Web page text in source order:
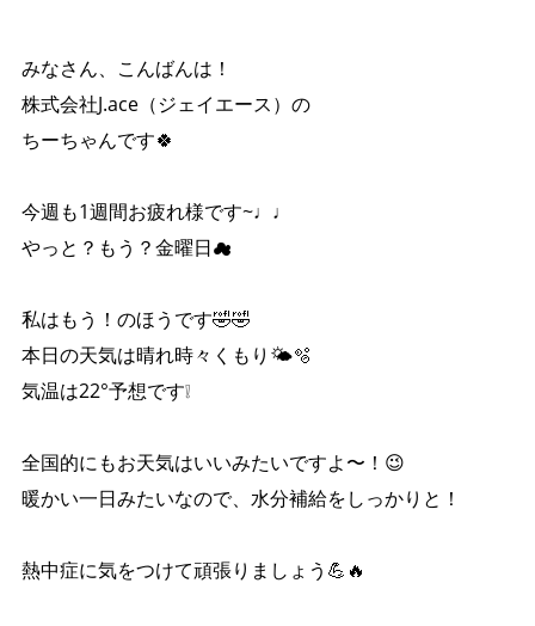
みなさん、こんばんは！
株式会社J.ace（ジェイエース）の
ちーちゃんです🍀
今週も1週間お疲れ様です~♩♩
やっと？もう？金曜日☁
私はもう！のほうです🤣🤣
本日の天気は晴れ時々くもり🌤🫧
気温は22°予想です❕
全国的にもお天気はいいみたいですよ〜！😉
暖かい一日みたいなので、水分補給をしっかりと！
熱中症に気をつけて頑張りましょう💪🔥